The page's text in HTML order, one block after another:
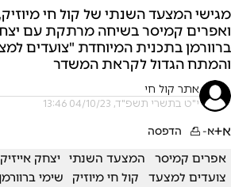
מגישי המצעד השנתי של קול חי
ואפרים קמיסר בשיחה מרתקת עם יצחק
ברוורמן בתכנית המיוחדת "צועדים
והמתח הגדול לקראת המשדר
אתר קול חי
י"ט בתשרי תשפ"ד, 04/10/23 13:46
א+א- הדפסה
אפרים קמיסר המצעד השנתי יצחק
צועדים למצעד
קול חי מיוזיק שימי